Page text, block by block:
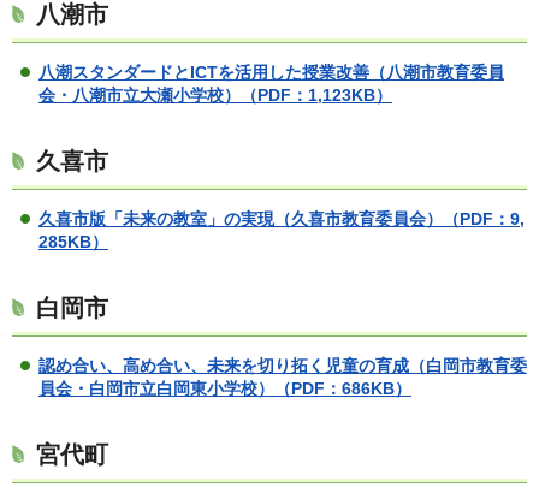
八潮市
八潮スタンダードとICTを活用した授業改善（八潮市教育委員
会・八潮市立大瀬小学校）
（PDF：1,123KB）
久喜市
久喜市版「未来の教室」の実現（久喜市教育委員会）
（PDF：9,
285KB）
白岡市
認め合い、高め合い、未来を切り拓く児童の育成（白岡市教育委
員会・白岡市立白岡東小学校）
（PDF：686KB）
宮代町